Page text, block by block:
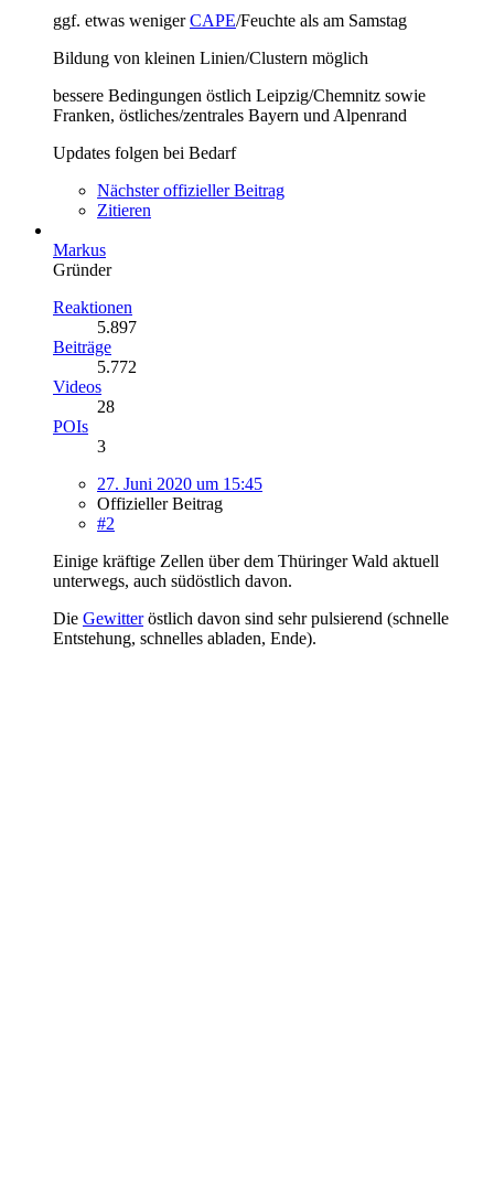
ggf. etwas wenigerCAPE/Feuchte als am Samstag
Bildung von kleinen Linien/Clustern möglich
bessere Bedingungen östlich Leipzig/Chemnitz sowie
Franken, östliches/zentrales Bayern und Alpenrand
Updates folgen bei Bedarf
Nächster offizieller Beitrag
Zitieren
Markus
Gründer
Reaktionen
5.897
Beiträge
5.772
Videos
28
POIs
3
27. Juni 2020 um 15:45
Offizieller Beitrag
#2
Einige kräftige Zellen über dem Thüringer Wald aktuell
unterwegs, auch südöstlich davon.
Die Gewitteröstlich davon sind sehr pulsierend (schnelle
Entstehung, schnelles abladen, Ende).